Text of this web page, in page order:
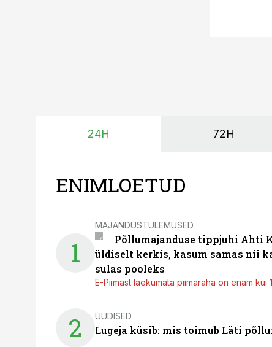
24H 72H
ENIMLOETUD
1
MAJANDUSTULEMUSED
Põllumajanduse tippjuhi Ahti
üldiselt kerkis, kasum samas nii
sulas pooleks
E-Piimast laekumata piimaraha on enam kui
2 UUDISED
Lugeja küsib: mis toimub Läti